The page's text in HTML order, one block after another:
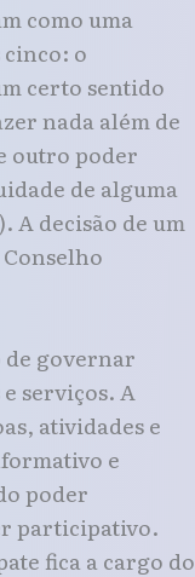
como uma
o
certo sentido
nada além de
outro poder
de alguma
A decisão de um
de governar
serviços. A
atividades e
e
poder
participativo.
fica a cargo do